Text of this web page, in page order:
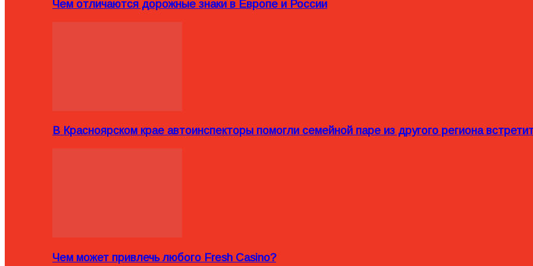
Чем отличаются дорожные знаки в Европе и России
В Красноярском крае автоинспекторы помогли семейной паре из другого региона
Чем может привлечь любого Fresh Casino?